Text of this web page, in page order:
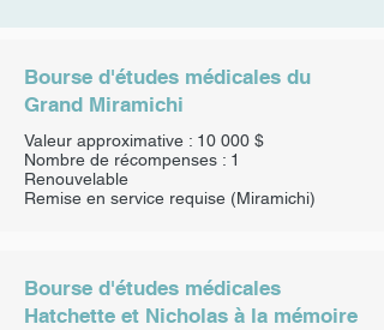
Bourse d'études médicales du
Grand Miramichi
Valeur approximative : 10 000 $
Nombre de récompenses : 1
Renouvelable
Remise en service requise (Miramichi)
Bourse d'études médicales
Hatchette et Nicholas à la mémoire